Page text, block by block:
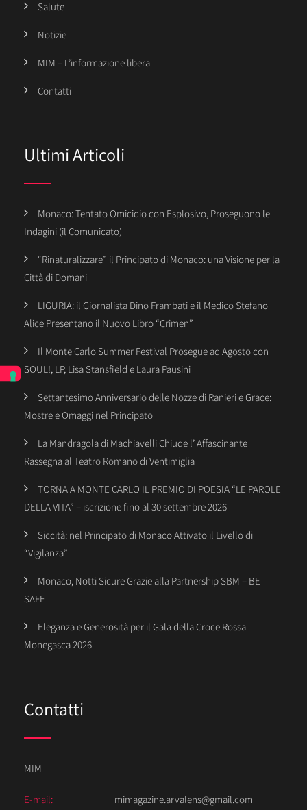
Salute
Notizie
MIM – L’informazione libera
Contatti
Ultimi Articoli
Monaco: Tentato Omicidio con Esplosivo, Proseguono le
Indagini (il Comunicato)
“Rinaturalizzare” il Principato di Monaco: una Visione per la
Città di Domani
LIGURIA: il Giornalista Dino Frambati e il Medico Stefano
Alice Presentano il Nuovo Libro “Crimen”
Il Monte Carlo Summer Festival Prosegue ad Agosto con
SOUL!, LP, Lisa Stansfield e Laura Pausini
Settantesimo Anniversario delle Nozze di Ranieri e Grace:
Mostre e Omaggi nel Principato
La Mandragola di Machiavelli Chiude l’ Affascinante
Rassegna al Teatro Romano di Ventimiglia
TORNA A MONTE CARLO IL PREMIO DI POESIA “LE PAROLE
DELLA VITA” – iscrizione fino al 30 settembre 2026
Siccità: nel Principato di Monaco Attivato il Livello di
“Vigilanza”
Monaco, Notti Sicure Grazie alla Partnership SBM – BE
SAFE
Eleganza e Generosità per il Gala della Croce Rossa
Monegasca 2026
Contatti
MIM
E-mail: mimagazine.arvalens@gmail.com